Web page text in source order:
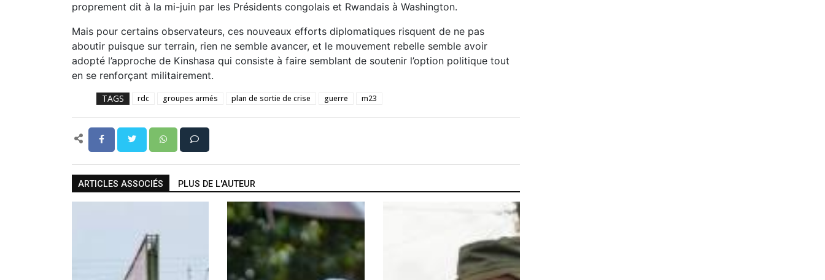
proprement dit à la mi-juin par les Présidents congolais et Rwandais à Washington.
Mais pour certains observateurs, ces nouveaux efforts diplomatiques risquent de ne pas
aboutir puisque sur terrain, rien ne semble avancer, et le mouvement rebelle semble avoir
adopté l’approche de Kinshasa qui consiste à faire semblant de soutenir l’option politique tout
en se renforçant militairement.
TAGS rdc groupes armés plan de sortie de crise guerre m23
ARTICLES ASSOCIÉS PLUS DE L'AUTEUR